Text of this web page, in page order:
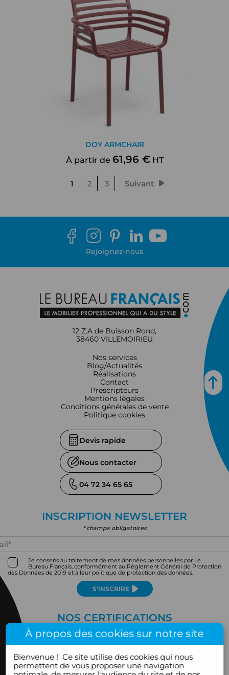
DOY ARMCHAIR
À partir de 61,96 €HT
1 2 3 Suivant
Rejoignez-nous
Devis rapide
Nous contacter
04 72 34 65 65
Nos services
Blog/Actualités
Réalisations
Contact
Prescripteurs
Mentions légales
Conditions générales de vente
Politique cookies
12 Z.A de Buisson Rond,
38460 VILLEMOIRIEU
INSCRIPTION NEWSLETTER
* champs obligatoires
Je consens au traitement de mes données personnelles par Le
Bureau Français, conformément au Règlement Général de Protection
des Données de 2019 et à leur politique de protection des données.
S'INSCRIRE
NOS CERTIFICATIONS
À propos des cookies sur notre site
Bienvenue !Ce site utilise des cookies qui nous
permettent de vous proposer une navigation